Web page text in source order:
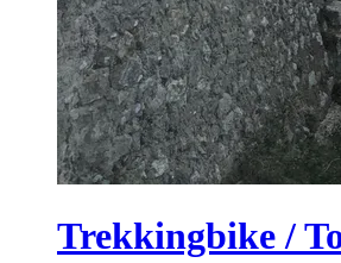
Trekkingbike /